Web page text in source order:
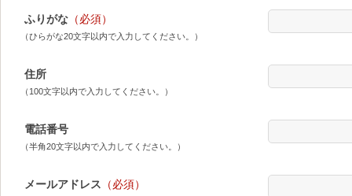
ふりがな （必須）
（ひらがな20文字以内で入力してください。）
住所
（100文字以内で入力してください。）
電話番号
（半角20文字以内で入力してください。）
メールアドレス （必須）